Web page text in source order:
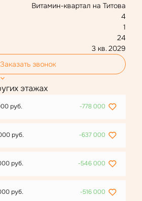
Витамин-квартал на Титова
4
1
24
3 кв. 2029
Заказать звонок
этажах
руб. -778 000
руб. -637 000
руб. -546 000
руб. -516 000